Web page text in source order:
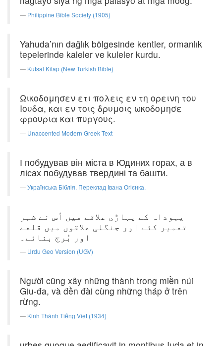
Philippine Bible Society (1905)
Yahuda’nın dağlık bölgesinde kentler, ormanlık
tepelerinde kaleler ve kuleler kurdu.
Kutsal Kitap (New Turkish Bible)
Ωικοδομησεν ετι πολεις εν τη ορεινη του
Ιουδα, και εν τοις δρυμοις ωκοδομησε
φρουρια και πυργους.
Unaccented Modern Greek Text
І побудував він міста в Юдиних горах, а в
лісах побудував твердині та башти.
Українська Біблія. Переклад Івана Огієнка.
یہوداہ کے پہاڑی علاقے میں اُس نے شہر
تعمیر کئے اور جنگلی علاقوں میں قلعے
اور بُرج بنائے۔
Urdu Geo Version (UGV)
Người cũng xây những thành trong miền núi
Giu-đa, và đền đài cùng những tháp ở trên
rừng.
Kinh Thánh Tiếng Việt (1934)